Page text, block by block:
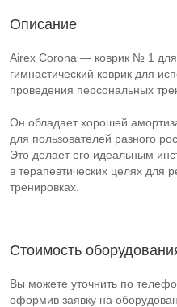
Описание
Airex Corona — коврик № 1
гимнастический коврик для
проведения персональных
Он обладает хорошей
для пользователей разного
Это делает его идеальным
в терапевтических целях для
тренировках.
Стоимость
Вы можете уточнить по
оформив заявку на